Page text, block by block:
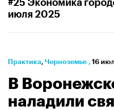
#25 Экономика
июля 2025
Практика⁠, Черноземье , 16
В
наладили